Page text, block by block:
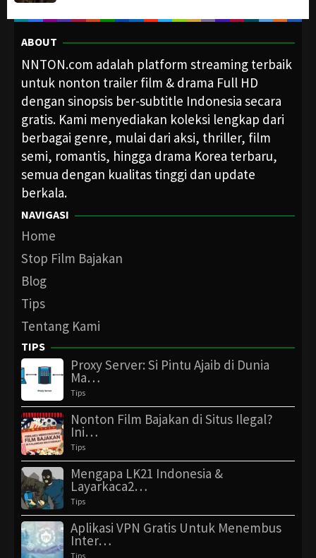
ABOUT
NNTON.com adalah platform streaming terbaik
untuk nonton trailer film & drama Full HD
dengan sinopsis ber-subtitle Indonesia secara
gratis. Kami menyediakan koleksi lengkap dari
berbagai genre, mulai dari aksi, thriller, film
semi, romantis, hingga drama Korea terbaru,
semua dengan kualitas tinggi dan update
berkala.
NAVIGASI
Home
Stop Film Bajakan
Blog
Tips
Tentang Kami
TIPS
Proxy Server: Si Pintu Ajaib di Dunia
Ma…
Tips
Nonton Film Bajakan di Situs Ilegal?
Ini…
Tips
Mengapa LK21 Indonesia &
Layarkaca2…
Tips
Aplikasi VPN Gratis Untuk Menembus
Inter…
Tips